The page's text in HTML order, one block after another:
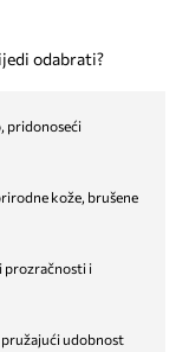
odabrati?
pridonoseći
kože, brušene
prozračnosti i
pružajući udobnost